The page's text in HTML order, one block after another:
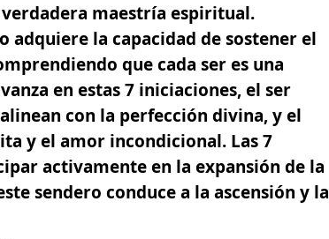
maestría espiritual.
adquiere la capacidad de sostener el
que cada ser es una
en estas7 iniciaciones, el ser
con la perfección divina, y el
y el amor incondicional. Las7
activamente en la expansión de la
sendero conduce a la ascensión y la